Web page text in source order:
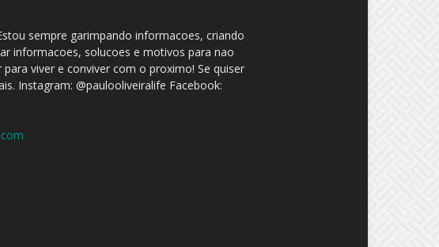
sempre garimpando informacoes, criando
informacoes, solucoes e motivos para nao
viver e conviver com o proximo! Se quiser
Instagram: @paulooliveiralife Facebook: